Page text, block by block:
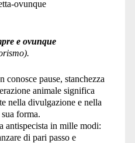
e ovunque
conosce pause, stanchezza
animale significa
nella divulgazione e nella
forma.
antispecista in mille modi:
di pari passo e